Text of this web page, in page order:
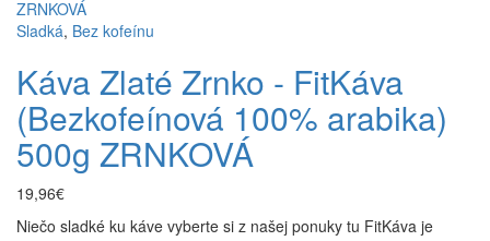
Sladká, Bez kofeínu
Káva Zlaté Zrnko - FitKáva
(Bezkofeínová 100% arabika)
500g ZRNKOVÁ
19,96€
Niečo sladké ku káve vyberte si z našej ponuky tu FitKáva je